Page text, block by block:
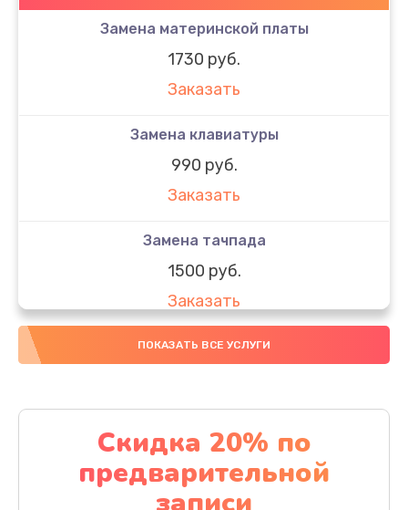
Замена материнской платы
1730 руб.
Заказать
Замена клавиатуры
990 руб.
Заказать
Замена тачпада
1500 руб.
Заказать
Замена южного моста
Заказать
Чистка от пыли
1060 руб.
ПОКАЗАТЬ ВСЕ УСЛУГИ
Скидка 20% по
предварительной